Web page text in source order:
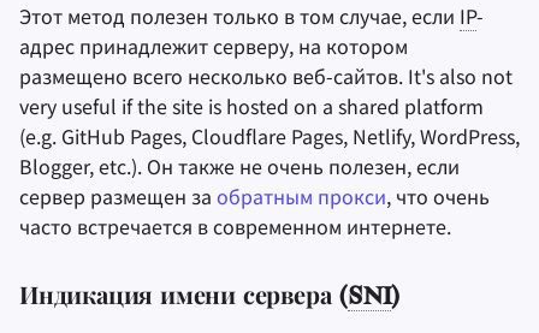
Этот метод полезен только в том случае, если IP-
адрес принадлежит серверу, на котором
размещено всего несколько веб-сайтов. It's also not
very useful if the site is hosted on a shared platform
(e.g. GitHub Pages, Cloudflare Pages, Netlify, WordPress,
Blogger, etc.). Он также не очень полезен, если
сервер размещен за обратным прокси, что очень
часто встречается в современном интернете.
Индикация имени сервера (SNI)